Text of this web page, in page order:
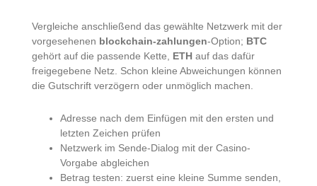
Vergleiche anschließend das gewählte Netzwerk mit der
vorgesehenen blockchain-zahlungen-Option; BTC
gehört auf die passende Kette, ETH auf das dafür
freigegebene Netz. Schon kleine Abweichungen können
die Gutschrift verzögern oder unmöglich machen.
Adresse nach dem Einfügen mit den ersten und
letzten Zeichen prüfen
Netzwerk im Sende-Dialog mit der Casino-
Vorgabe abgleichen
Betrag testen: zuerst eine kleine Summe senden,